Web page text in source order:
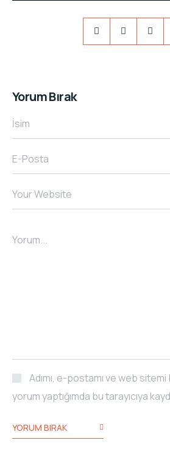
Yorum Bırak
İsim
E-Posta
Your Website
Yorum...
Adımı, e-postamı ve web
yorum yaptığımda bu tarayıcıya
YORUM BIRAK